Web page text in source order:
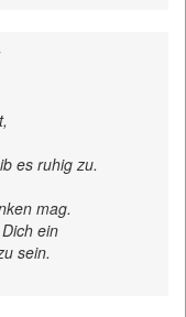
es ruhig zu.
mag.
ein
sein.